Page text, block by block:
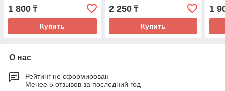
1 800 ₸
Купить
2 250₸
Купить
1
О нас
Рейтинг не сформирован
Менее 5 отзывов за последний год